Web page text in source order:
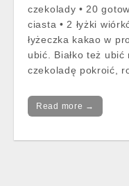
czekolady • 20
ciasta • 2 łyżki
łyżeczka kakao w
ubić. Białko też ubić
czekoladę pokroić,
Read more →